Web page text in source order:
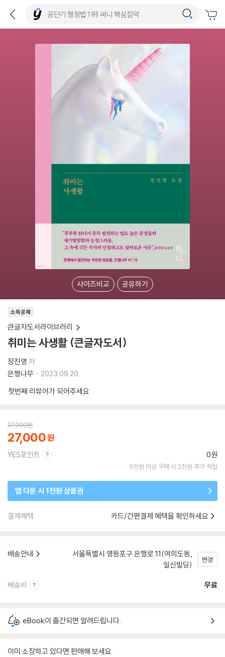
사이즈비교 공유하기
소득공제
큰글자도서라이브러리
취미는 사생활 (큰글자도서)
장진영 저
은행나무
2023.09.20.
첫번째 리뷰어가 되어주세요
27,000원
27,000
YES포인트 0원
5만원 이상 구매 시 2천원 추가 적립
앱 다운 시 1천원 상품권
결제혜택 카드/간편결제 혜택을 확인하세요
배송안내
서울특별시 영등포구 은행로 11(여의도동,
일신빌딩)
변경
배송비 무료
eBook이 출간되면 알려드립니다.
이미 소장하고 있다면 판매해 보세요.